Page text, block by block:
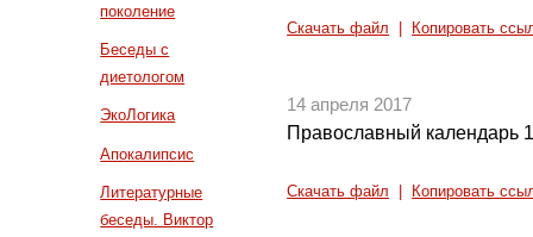
поколение
Беседы с
диетологом
ЭкоЛогика
Апокалипсис
Литературные
беседы. Виктор
Скачать файл Копировать
14 апреля 2017
Православный календарь
Скачать файл Копировать